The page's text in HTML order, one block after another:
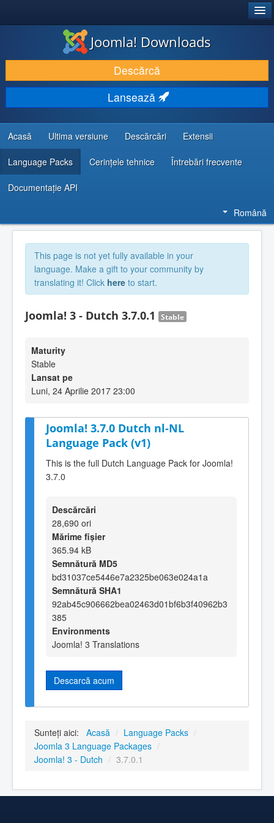
DESCARCĂ & ȘI EXTINDE
DESCOPERĂ & ÎNVAȚĂ
COMUNITATE & SUPORT
RESURSE DEZVOLTATORI
Joomla! Downloads
Descărcă
Lansează
Acasă Ultima versiune Descărcări Extensii
Language Packs Cerințele tehnice Întrebări frecvente
Documentaţie API
Română
This page is not yet fully available in your
language. Make a gift to your community by
translating it! Click here to start.
Joomla! 3 - Dutch 3.7.0.1 Stable
Maturity
Stable
Lansat pe
Luni, 24 Aprilie 2017 23:00
Joomla! 3.7.0 Dutch nl-NL
Language Pack (v1)
This is the full Dutch Language Pack for Joomla!
3.7.0
Descărcări
28,690 ori
Mărime fișier
365.94 kB
Semnătură MD5
bd31037ce5446e7a2325be063e024a1a
Semnătură SHA1
92ab45c906662bea02463d01bf6b3f40962b3
385
Environments
Joomla! 3 Translations
Descarcă acum
Sunteți aici: Acasă / Language Packs /
Joomla 3 Language Packages /
Joomla! 3 - Dutch / 3.7.0.1